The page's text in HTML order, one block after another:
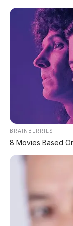
»News»
Ramai
Ternyata
Tiara
BRAINBERRIES
8 Movies Based